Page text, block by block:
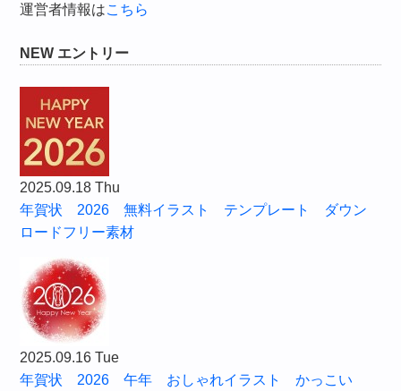
運営者情報はこちら
NEW エントリー
2025.09.18 Thu
年賀状 2026 無料イラスト テンプレート ダウン
ロードフリー素材
2025.09.16 Tue
年賀状 2026 午年 おしゃれイラスト かっこい